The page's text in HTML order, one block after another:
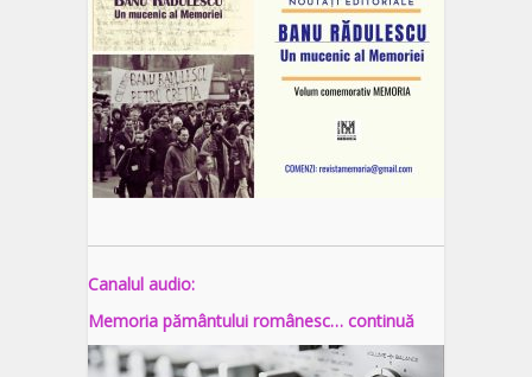
Canalul audio:
Memoria pământului românesc… continuă